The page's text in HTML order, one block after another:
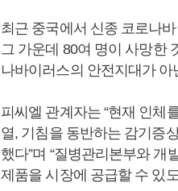
최근 중국에서 신종 코로나
그 가운데 80여 명이 사망한
나바이러스의 안전지대가
피씨엘 관계자는 “현재 인체
열, 기침을 동반하는 감기증
했다”며 “질병관리본부와
제품을 시장에 공급할 수 있